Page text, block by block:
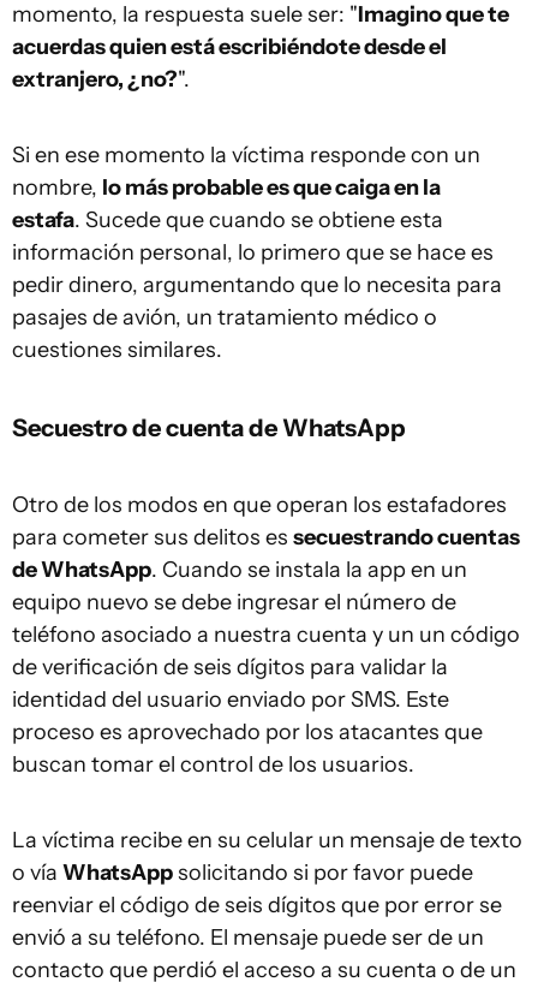
momento, la respuesta suele ser: "Imagino que te
acuerdas quien está escribiéndote desde el
extranjero, ¿no?".
Si en ese momento la víctima responde con un
nombre, lo más probable es que caiga en la
estafa. Sucede que cuando se obtiene esta
información personal, lo primero que se hace es
pedir dinero, argumentando que lo necesita para
pasajes de avión, un tratamiento médico o
cuestiones similares.
Secuestro de cuenta de WhatsApp
Otro de los modos en que operan los estafadores
para cometer sus delitos es secuestrando cuentas
de WhatsApp. Cuando se instala la app en un
equipo nuevo se debe ingresar el número de
teléfono asociado a nuestra cuenta y un un código
de verificación de seis dígitos para validar la
identidad del usuario enviado por SMS. Este
proceso es aprovechado por los atacantes que
buscan tomar el control de los usuarios.
La víctima recibe en su celular un mensaje de texto
o vía WhatsAppsolicitando si por favor puede
reenviar el código de seis dígitos que por error se
envió a su teléfono. El mensaje puede ser de un
contacto que perdió el acceso a su cuenta o de un